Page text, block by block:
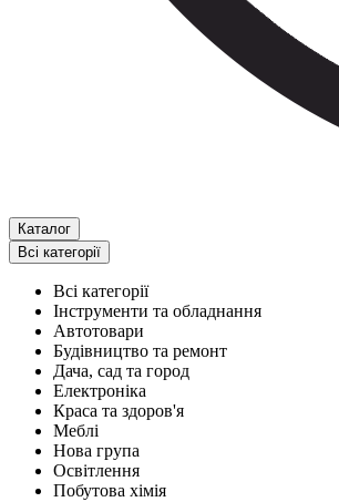
Каталог
Всі категорії
Всі категорії
Інструменти та обладнання
Автотовари
Будівництво та ремонт
Дача, сад та город
Електроніка
Краса та здоров'я
Меблі
Нова група
Освітлення
Побутова хімія